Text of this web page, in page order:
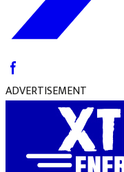
ADVERTISEMENT